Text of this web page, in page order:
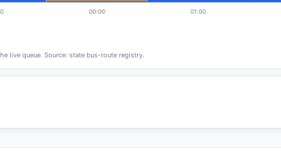
00:00 01:00
live queue. Source: state bus-route registry.